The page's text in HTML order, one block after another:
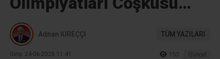
Adnan KİREÇÇİ TÜM YAZILARI
Giriş: 24-06-2026 11:41
150 Güncel